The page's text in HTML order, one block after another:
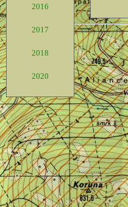
2016
2017
2018
2020